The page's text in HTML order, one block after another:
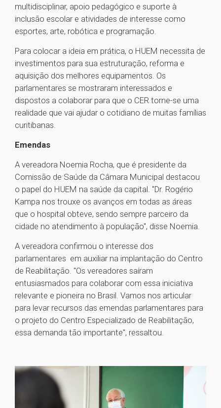
multidisciplinar, apoio pedagógico e suporte à
inclusão escolar e atividades de interesse como
esportes, arte, robótica e programação.
Para colocar a ideia em prática, o HUEM necessita de
investimentos para sua estruturação, reforma e
aquisição dos melhores equipamentos. Os
parlamentares se mostraram interessados e
dispostos a colaborar para que o CER torne-se uma
realidade que vai ajudar o cotidiano de muitas famílias
curitibanas.
Emendas
A vereadora Noemia Rocha, que é presidente da
Comissão de Saúde da Câmara Municipal destacou
o papel do HUEM na saúde da capital. "Dr. Rogério
Kampa nos trouxe os avanços em todas as áreas
que o hospital obteve, sendo sempre parceiro da
cidade no atendimento à população", disse Noemia.
A vereadora confirmou o interesse dos
parlamentares em auxiliar na implantação do Centro
de Reabilitação. "Os vereadores saíram
entusiasmados para colaborar com essa iniciativa
relevante e pioneira no Brasil. Vamos nos articular
para levar recursos das emendas parlamentares para
o projeto do Centro Especializado de Reabilitação,
essa demanda tão importante", ressaltou.